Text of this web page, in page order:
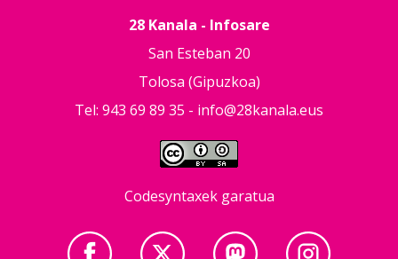
28 Kanala - Infosare
San Esteban 20
Tolosa (Gipuzkoa)
Tel: 943 69 89 35 - info@28kanala.eus
Codesyntaxek garatua